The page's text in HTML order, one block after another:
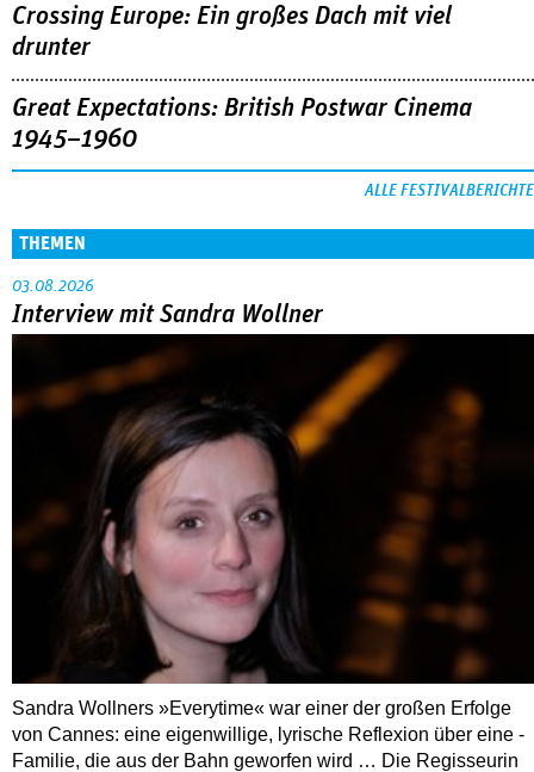
Crossing Europe: Ein großes Dach mit viel
drunter
Great Expectations: British Postwar Cinema
1945–1960
ALLE FESTIVALBERICHTE
THEMEN
03.08.2026
Interview mit Sandra Wollner
Sandra Wollners »Everytime« war einer der großen Erfolge
von Cannes: eine eigenwillige, lyrische Reflexion über eine ­
Familie, die aus der Bahn geworfen wird … Die Regisseurin